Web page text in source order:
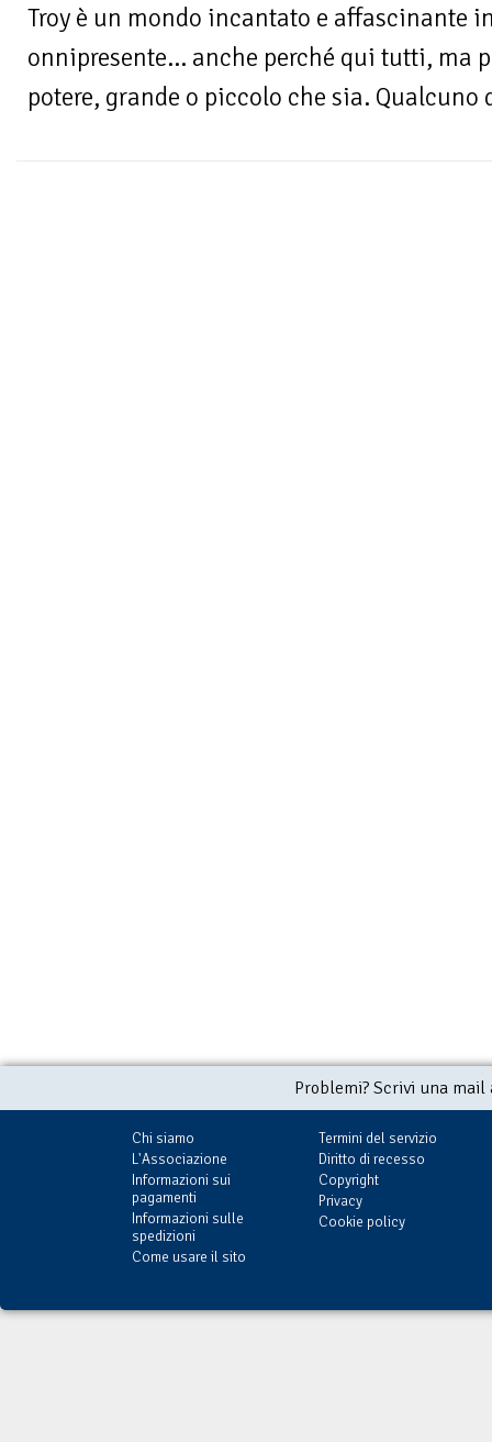
Troy è un mondo incantato e affascinante
onnipresente... anche perché qui tutti, ma
potere, grande o piccolo che sia.
Problemi? Scrivi una
Chi siamo
L'Associazione
Informazioni sui
pagamenti
Informazioni sulle
spedizioni
Come usare il sito
Termini del servizio
Diritto di recesso
Copyright
Privacy
Cookie policy